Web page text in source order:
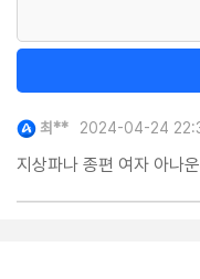
최** 2024-04-24
지상파나 종편 여자 아나